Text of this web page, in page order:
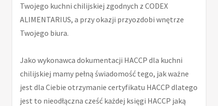
Twojego kuchni chilijskiej zgodnych z CODEX
ALIMENTARIUS, a przy okazji przyozdobi wnętrze
Twojego biura.
Jako wykonawca dokumentacji HACCP dla kuchni
chilijskiej mamy pełną świadomość tego, jak ważne
jest dla Ciebie otrzymanie certyfikatu HACCP dlatego
jest to nieodłączna cześć każdej księgi HACCP jaką